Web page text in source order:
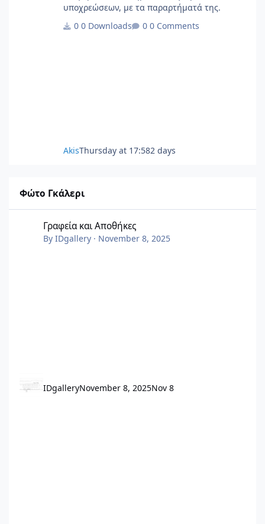
υποχρεώσεων, με τα παραρτήματά της.
0 Downloads
0 Comments
AkisThursday at 17:582 days
Φώτο Γκάλερι
Γραφεία και Αποθήκες
ByIDgallery · November 8, 2025
IDgalleryNovember 8, 2025Nov 8